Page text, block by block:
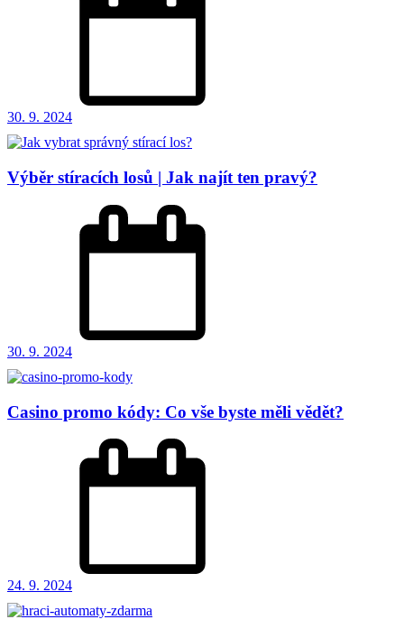
30. 9. 2024
Výběr stíracích losů | Jak najít ten pravý?
30. 9. 2024
Casino promo kódy: Co vše byste měli vědět?
24. 9. 2024